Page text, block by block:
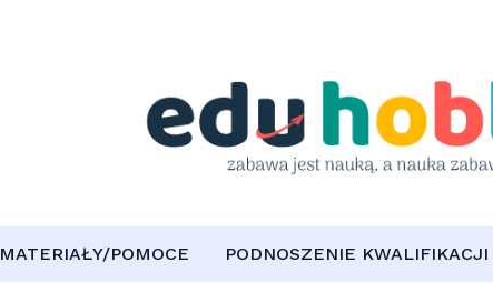
MATERIAŁY/POMOCE PODNOSZENIE KWALIFIKACJI